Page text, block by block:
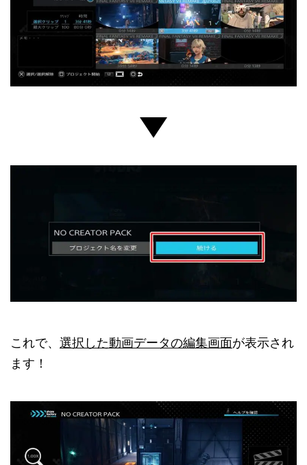
これで、 選択した動画データの編集画面が表示され
ます！